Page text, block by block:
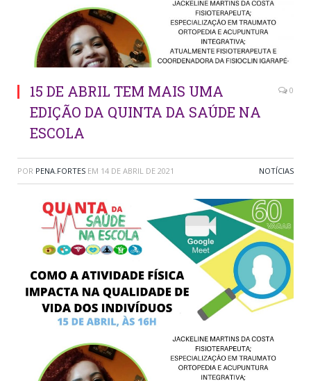
15 DE ABRIL TEM MAIS UMA
EDIÇÃO DA QUINTA DA SAÚDE NA
ESCOLA
0
POR PENA.FORTES EM 14 DE ABRIL DE 2021 NOTÍCIAS